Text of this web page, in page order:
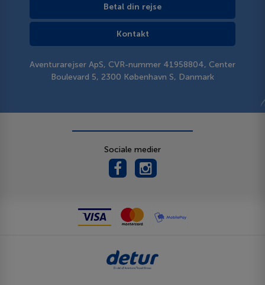
Betal din rejse
Kontakt
Aventurarejser ApS, CVR-nummer 41958804, Center
Boulevard 5, 2300 København S, Danmark
Sociale medier